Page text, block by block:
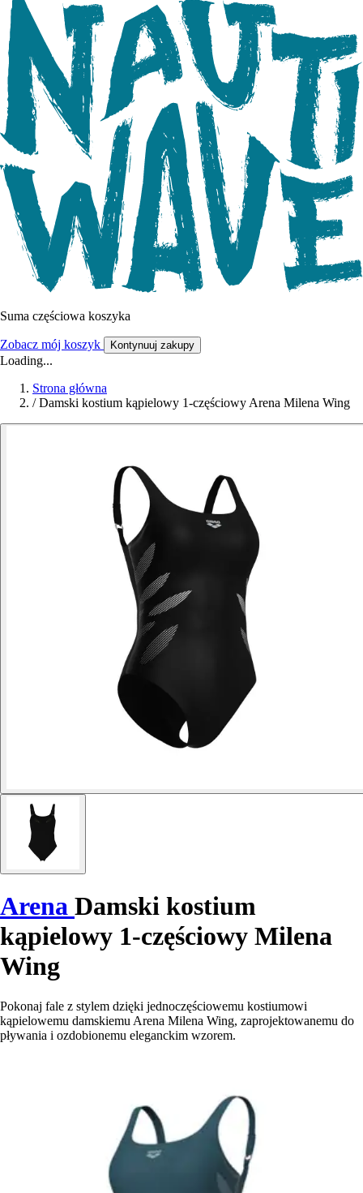
Suma częściowa koszyka
Zobacz mój koszyk Kontynuuj zakupy
Loading...
Strona główna
/ Damski kostium kąpielowy 1-częściowy Arena Milena Wing
Arena Damski kostium
kąpielowy 1-częściowy Milena
Wing
Pokonaj fale z stylem dzięki jednoczęściowemu kostiumowi
kąpielowemu damskiemu Arena Milena Wing, zaprojektowanemu do
pływania i ozdobionemu eleganckim wzorem.